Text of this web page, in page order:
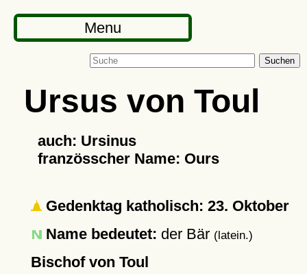
Menu
Suchen
Ursus von Toul
auch: Ursinus
französscher Name: Ours
Gedenktag katholisch: 23. Oktober
Name bedeutet: der Bär (latein.)
Bischof von Toul